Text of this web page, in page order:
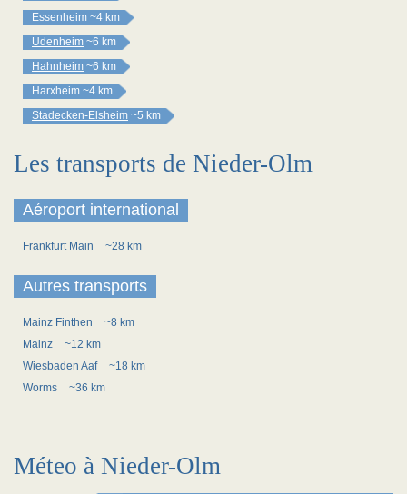
Essenheim ~4 km
Udenheim ~6 km
Hahnheim ~6 km
Harxheim ~4 km
Stadecken-Elsheim ~5 km
Les transports de Nieder-Olm
Aéroport international
Frankfurt Main ~28 km
Autres transports
Mainz Finthen
~8 km
Mainz
~12 km
Wiesbaden Aaf
~18 km
Worms
~36 km
Méteo à Nieder-Olm